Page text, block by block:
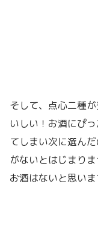
そして、点心二種
いしい！お酒にぴ
てしまい次に選ん
がないとはじまり
お酒はないと思いま